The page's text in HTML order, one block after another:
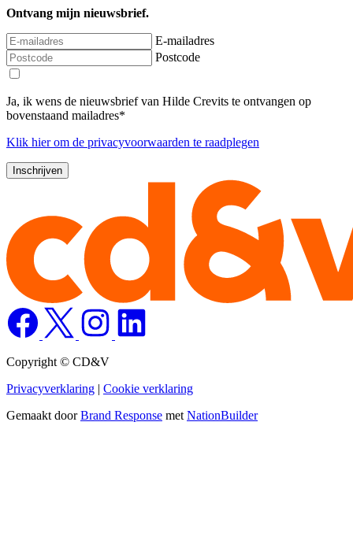
Ontvang mijn nieuwsbrief.
E-mailadres
Postcode
Ja, ik wens de nieuwsbrief van Hilde Crevits te ontvangen op
bovenstaand mailadres*
Klik hierom de privacyvoorwaarden te raadplegen
Copyright © CD&V
Privacyverklaring | Cookie verklaring
Gemaakt doorBrand Response metNationBuilder